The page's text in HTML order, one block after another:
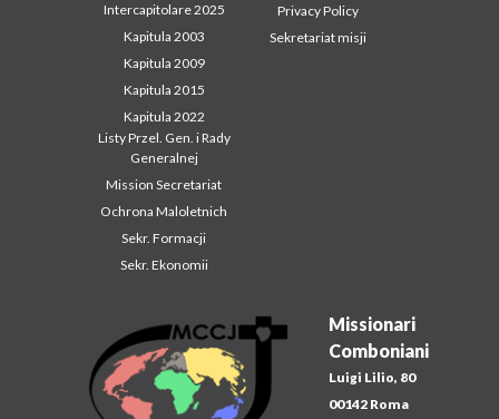
Missionari
Comboniani
Luigi Lilio, 80
00142 Roma
Intercapitolare 2025
Kapitula 2003
Kapitula 2009
Kapitula 2015
Kapitula 2022
Listy Przel. Gen. i Rady
Generalnej
Mission Secretariat
Ochrona Maloletnich
Sekr. Formacji
Sekr. Ekonomii
Privacy Policy
Sekretariat misji